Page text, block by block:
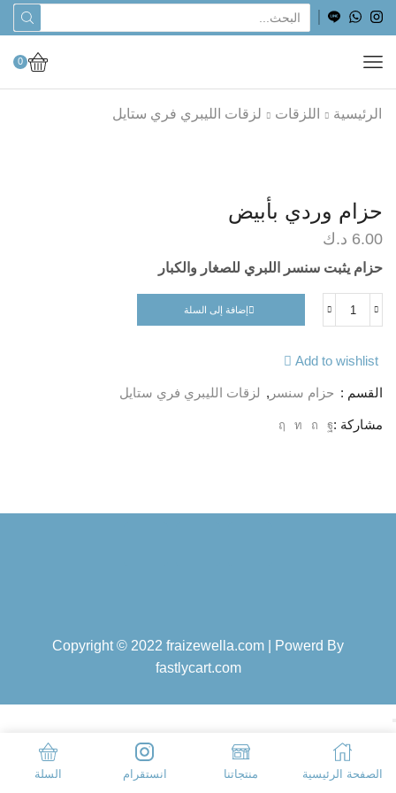
0
الرئيسية اللزقات لزقات الليبري فري ستايل
حزام وردي بأبيض
6.00 د.ك
حزام يثبت سنسر اللبري للصغار والكبار
إضافة إلى السلة
Add to wishlist
القسم : حزام سنسر , لزقات الليبري فري ستايل
مشاركة :
Copyright © 2022 fraizewella.com | Powerd By
fastlycart.com
الصفحة الرئيسية منتجاتنا انستقرام السلة